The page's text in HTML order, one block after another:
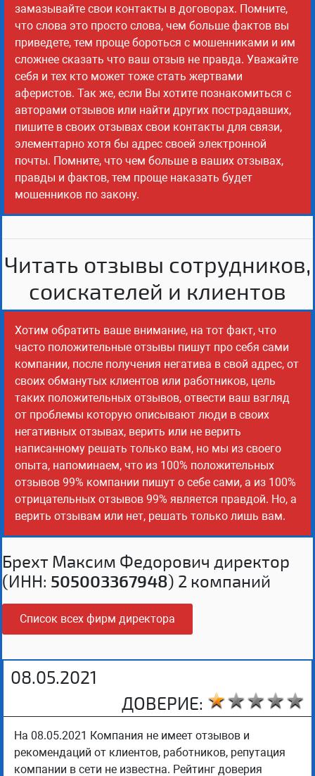
замазывайте свои контакты в договорах. Помните,
что слова это просто слова, чем больше фактов вы
приведете, тем проще бороться с мошенниками и им
сложнее сказать что ваш отзыв не правда. Уважайте
себя и тех кто может тоже стать жертвами
аферистов. Так же, если Вы хотите познакомиться с
авторами отзывов или найти других пострадавших,
пишите в своих отзывах свои контакты для связи,
элементарно хотя бы адрес своей электронной
почты. Помните, что чем больше в ваших отзывах,
правды и фактов, тем проще наказать будет
мошенников по закону.
Читать отзывы сотрудников,
соискателей и клиентов
Хотим обратить ваше внимание, на тот факт, что
часто положительные отзывы пишут про себя сами
компании, после получения негатива в свой адрес, от
своих обманутых клиентов или работников, цель
таких положительных отзывов, отвести ваш взгляд
от проблемы которую описывают люди в своих
негативных отзывах, верить или не верить
написанному решать только вам, но мы из своего
опыта, напоминаем, что из 100% положительных
отзывов 99% компании пишут о себе сами, а из 100%
отрицательных отзывов 99% является правдой. Но, а
верить отзывам или нет, решать только лишь вам.
Брехт Максим Федорович директор
(ИНН: 505003367948) 2 компаний
Список всех фирм директора
08.05.2021
ДОВЕРИЕ:
На 08.05.2021 Компания не имеет отзывов и
рекомендаций от клиентов, работников, репутация
компании в сети не известна. Рейтинг доверия